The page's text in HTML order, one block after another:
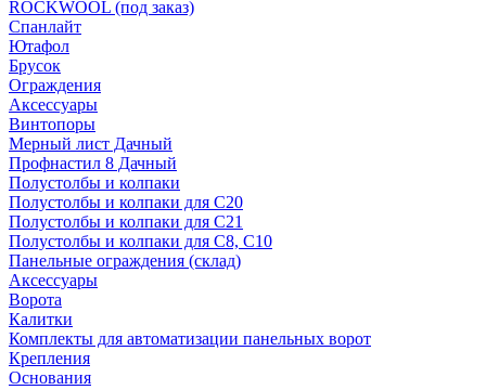
ROCKWOOL (под заказ)
Спанлайт
Ютафол
Брусок
Ограждения
Аксессуары
Винтопоры
Мерный лист Дачный
Профнастил 8 Дачный
Полустолбы и колпаки
Полустолбы и колпаки для С20
Полустолбы и колпаки для С21
Полустолбы и колпаки для С8, С10
Панельные ограждения (склад)
Аксессуары
Ворота
Калитки
Комплекты для автоматизации панельных ворот
Крепления
Основания